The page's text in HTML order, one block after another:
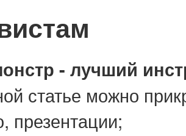
- лучший
статье можно
презентации;